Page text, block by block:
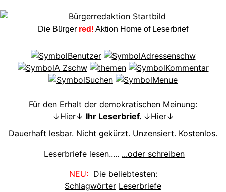
Die Bürger red! Aktion Home of Leserbrief
Für den Erhalt der demokratischen Meinung:
↓Hier↓ Ihr Leserbrief. ↓Hier↓
Dauerhaft lesbar. Nicht gekürzt. Unzensiert. Kostenlos.
Leserbriefe lesen..... ...oder schreiben
NEU:Die beliebtesten:
Schlagwörter Leserbriefe